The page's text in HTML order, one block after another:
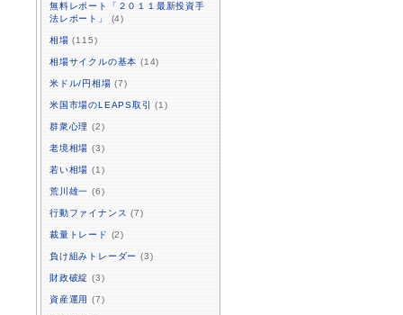
無料レポート「２０１１最新投資手
法レポート」
(4)
相場 (115)
相場サイクルの基本 (14)
米ドル/円相場 (7)
米国市場のLEAPS取引 (1)
群衆心理 (2)
老境相場 (3)
若い相場 (1)
荒川雄一 (6)
行動ファイナンス (7)
裁量トレード (2)
負け組みトレーダー (3)
財政破綻 (3)
資産運用 (7)